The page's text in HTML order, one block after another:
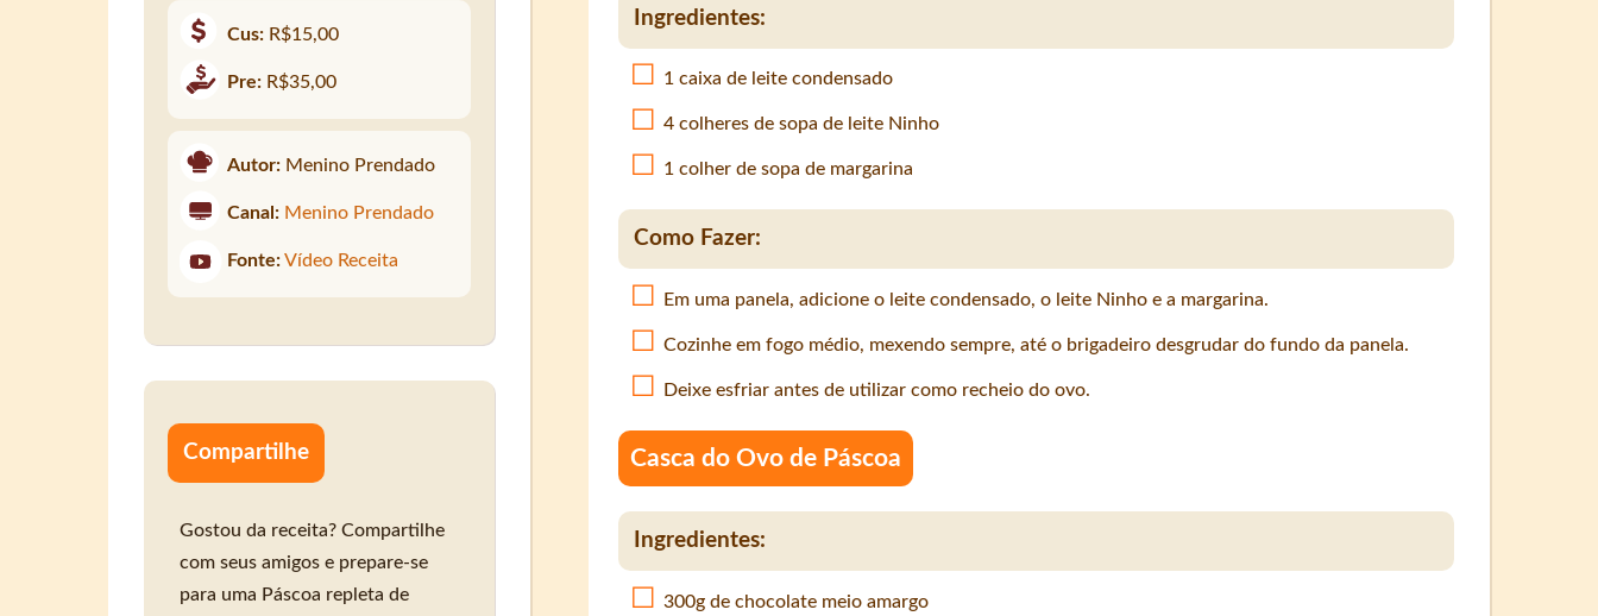
Ingredientes:
1 caixa de leite condensado
4 colheres de sopa de leite Ninho
1 colher de sopa de margarina
Como Fazer:
Em uma panela, adicione o leite condensado, o leite Ninho e a margarina.
Cozinhe em fogo médio, mexendo sempre, até o brigadeiro desgrudar do fundo da panela.
Deixe esfriar antes de utilizar como recheio do ovo.
Casca do Ovo de Páscoa
Ingredientes:
300g de chocolate meio amargo
Cus: R$15,00
Pre: R$35,00
Autor: Menino Prendado
Canal: Menino Prendado
Fonte: Vídeo Receita
Compartilhe
Gostou da receita? Compartilhe
com seus amigos e prepare-se
para uma Páscoa repleta de